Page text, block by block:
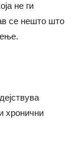
не ги
се нешто што
хронични